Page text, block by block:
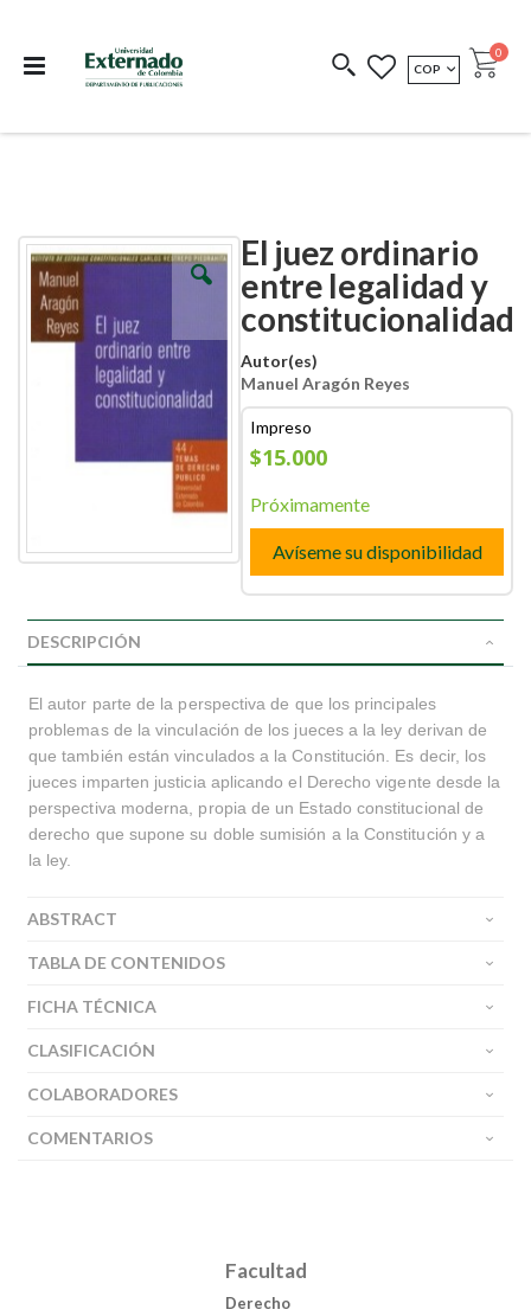
COEDICIONES REDIMIR CÓDIGO
MONEDA
COP Cart
0
El juez ordinario
entre legalidad y
constitucionalidad
Autor(es)
Manuel Aragón Reyes
Impreso
$15.000
Próximamente
Avíseme su disponibilidad
Skip
to
the
end
Skip
to
the
beginning
DESCRIPCIÓN
El autor parte de la perspectiva de que los principales
problemas de la vinculación de los jueces a la ley derivan de
que también están vinculados a la Constitución. Es decir, los
jueces imparten justicia aplicando el Derecho vigente desde la
perspectiva moderna, propia de un Estado constitucional de
derecho que supone su doble sumisión a la Constitución y a
la ley.
ABSTRACT
TABLA DE CONTENIDOS
FICHA TÉCNICA
CLASIFICACIÓN
COLABORADORES
COMENTARIOS
Facultad
Derecho